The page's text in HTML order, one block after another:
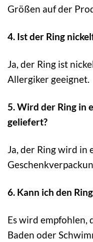
Größen auf der
4. Ist der Ring
Ja, der Ring ist
Allergiker geeignet.
5. Wird der Ring in
geliefert?
Ja, der Ring wird in
6. Kann ich den
Es wird empfohlen,
Baden oder